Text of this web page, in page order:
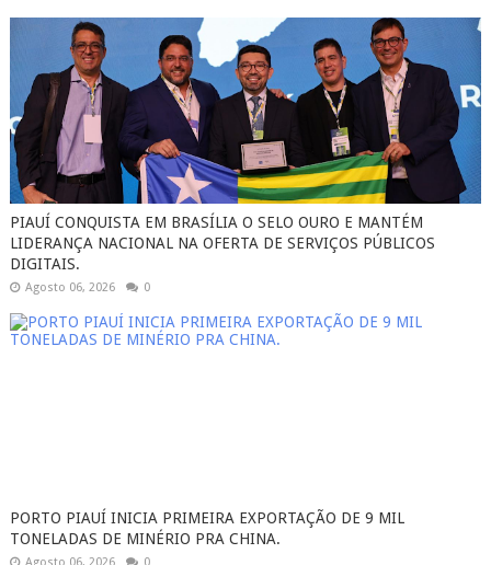
PIAUÍ CONQUISTA EM BRASÍLIA O SELO OURO E MANTÉM
LIDERANÇA NACIONAL NA OFERTA DE SERVIÇOS PÚBLICOS
DIGITAIS.
Agosto 06, 2026 0
PORTO PIAUÍ INICIA PRIMEIRA EXPORTAÇÃO DE 9 MIL
TONELADAS DE MINÉRIO PRA CHINA.
Agosto 06, 2026 0